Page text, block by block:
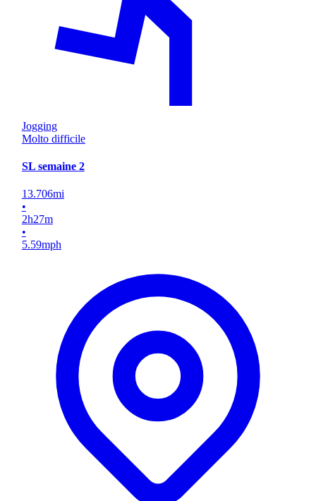
Jogging
Molto difficile
SL semaine 2
13.706mi
•
2h27m
•
5.59mph